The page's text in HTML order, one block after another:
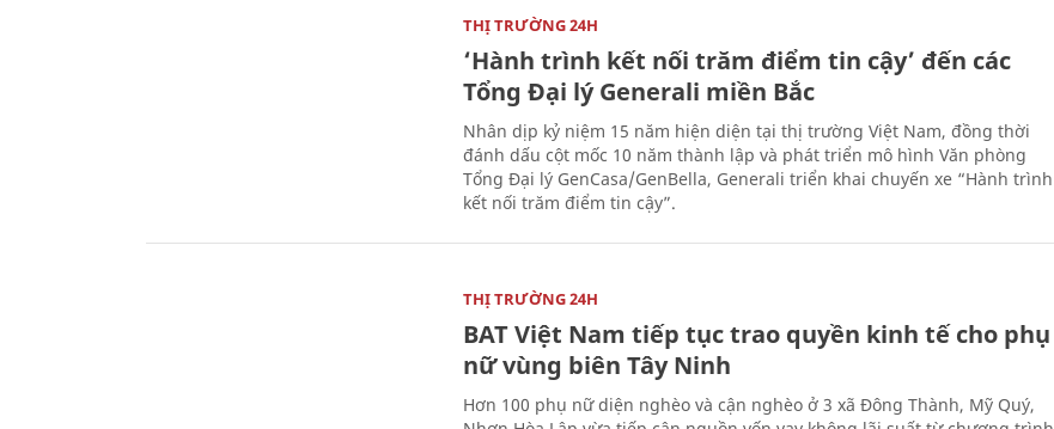
THỊ TRƯỜNG 24H
‘Hành trình kết nối trăm điểm tin cậy’ đến các
Tổng Đại lý Generali miền Bắc
Nhân dịp kỷ niệm 15 năm hiện diện tại thị trường Việt Nam, đồng thời
đánh dấu cột mốc 10 năm thành lập và phát triển mô hình Văn phòng
Tổng Đại lý GenCasa/GenBella, Generali triển khai chuyến xe “Hành trình
kết nối trăm điểm tin cậy”.
THỊ TRƯỜNG 24H
BAT Việt Nam tiếp tục trao quyền kinh tế cho phụ
nữ vùng biên Tây Ninh
Hơn 100 phụ nữ diện nghèo và cận nghèo ở 3 xã Đông Thành, Mỹ Quý,